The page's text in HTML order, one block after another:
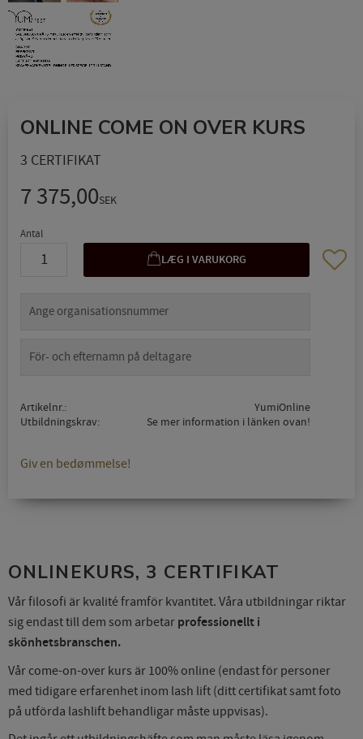
ONLINE COME ON OVER KURS
3 CERTIFIKAT
7 375,00SEK
Antal
Gem
Artikelnr.
YumiOnline
Utbildningskrav
Se mer information i länken ovan!
Giv en bedømmelse!
ONLINEKURS, 3 CERTIFIKAT
Vår filosofi är kvalité framför kvantitet. Våra utbildningar riktar
sig endast till dem som arbetar professionellti
skönhetsbranschen.
Vår come-on-over kurs är 100% online (endast för personer
med tidigare erfarenhet inom lash lift (ditt certifikat samtfoto
på utförda lashlift behandligar måste uppvisas).